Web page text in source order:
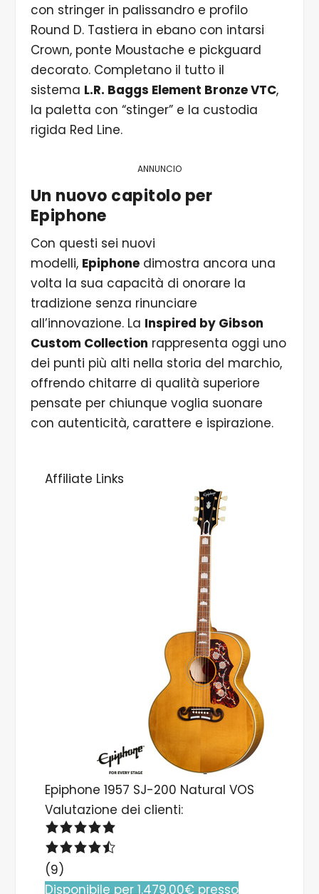
con stringer in palissandro e profilo
Round D. Tastiera in ebano con intarsi
Crown, ponte Moustache e pickguard
decorato. Completano il tutto il
sistema L.R. Baggs Element Bronze VTC,
la paletta con “stinger” e la custodia
rigida Red Line.
ANNUNCIO
Un nuovo capitolo per
Epiphone
Con questi sei nuovi
modelli, Epiphonedimostra ancora una
volta la sua capacità di onorare la
tradizione senza rinunciare
all’innovazione. La Inspired by Gibson
Custom Collection rappresenta oggi uno
dei punti più alti nella storia del marchio,
offrendo chitarre di qualità superiore
pensate per chiunque voglia suonare
con autenticità, carattere e ispirazione.
Affiliate Links
Epiphone 1957 SJ-200 Natural VOS
Valutazione dei clienti:
(9)
Disponibile per 1.479,00€ presso